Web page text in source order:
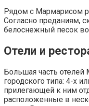
Рядом с Мармарисом
Согласно преданиям,
белоснежный песок
Отели и
Большая часть
городского типа: 4-х
прилегающей к ним
расположенные в